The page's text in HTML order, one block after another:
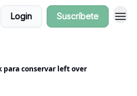
Login Suscríbete
para conservar left over